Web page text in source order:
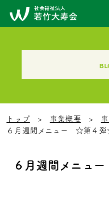
トップ 事業概要
６月週間メニュー ☆第４
６月週間メニ